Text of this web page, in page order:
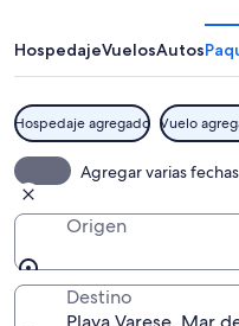
HospedajeVuelosAutos
Hospedaje agregado Vuelo
Agregar varias
Origen
Destino